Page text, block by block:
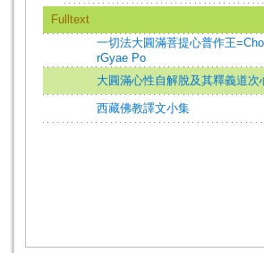
Fulltext
一切法大圓滿菩提心普作王
rGyae Po
大圓滿心性自解脫及其釋義道次
西藏佛教譯文小集